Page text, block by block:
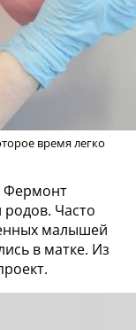
время легко
Фермонт
родов. Часто
малышей
в матке. Из